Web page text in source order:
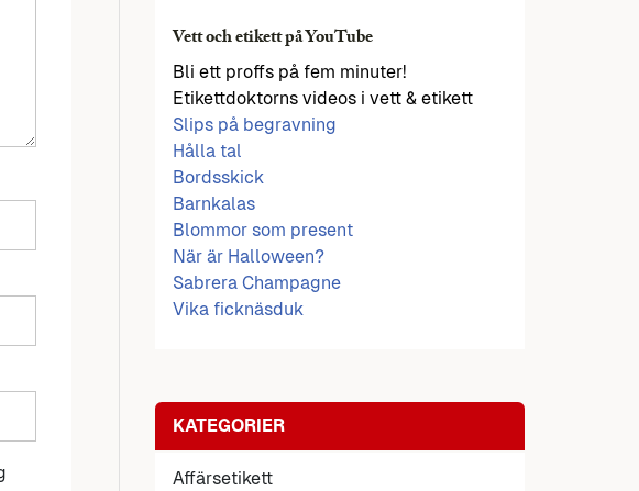
Vett och etikett på YouTube
Bli ett proffs på fem minuter!
Etikettdoktorns videos i vett & etikett
Slips på begravning
Hålla tal
Bordsskick
Barnkalas
Blommor som present
När är Halloween?
Sabrera Champagne
Vika ficknäsduk
KATEGORIER
Affärsetikett